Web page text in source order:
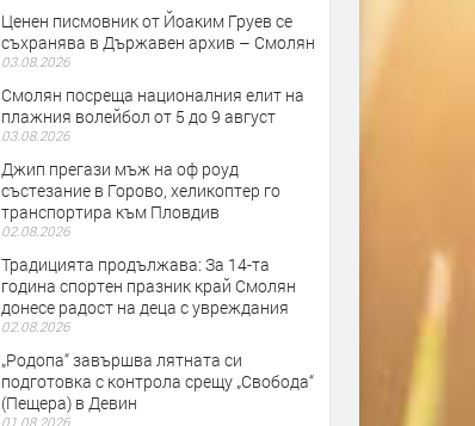
Ценен писмовник от Йоаким Груев се
съхранява в Държавен архив – Смолян
03.08.2026
Смолян посреща националния елит на
плажния волейбол от 5 до 9 август
03.08.2026
Джип прегази мъж на оф роуд
състезание в Горово, хеликоптер го
транспортира към Пловдив
02.08.2026
Традицията продължава: За 14-та
година спортен празник край Смолян
донесе радост на деца с увреждания
02.08.2026
„Родопа“ завършва лятната си
подготовка с контрола срещу „Свобода“
(Пещера) в Девин
01.08.2026